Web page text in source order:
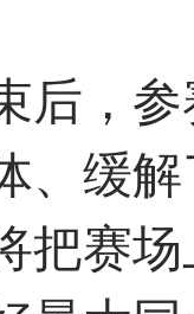
，参
、缓
把赛